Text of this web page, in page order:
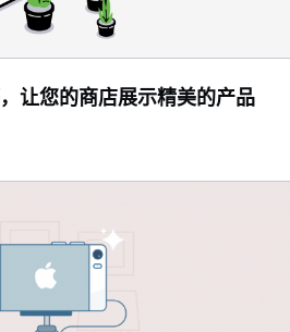
让您的商店展示精美的产品